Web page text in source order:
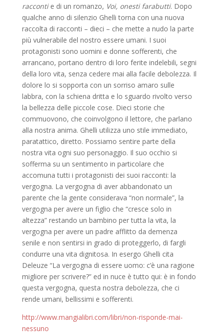
racconti e di un romanzo, Voi, onesti farabutti. Dopo
qualche anno di silenzio Ghelli torna con una nuova
raccolta di racconti – dieci – che mette a nudo la parte
più vulnerabile del nostro essere umani. I suoi
protagonisti sono uomini e donne sofferenti, che
arrancano, portano dentro di loro ferite indelebili, segni
della loro vita, senza cedere mai alla facile debolezza. Il
dolore lo si sopporta con un sorriso amaro sulle
labbra, con la schiena dritta e lo sguardo rivolto verso
la bellezza delle piccole cose. Dieci storie che
commuovono, che coinvolgono il lettore, che parlano
alla nostra anima. Ghelli utilizza uno stile immediato,
paratattico, diretto. Possiamo sentire parte della
nostra vita ogni suo personaggio. Il suo occhio si
sofferma su un sentimento in particolare che
accomuna tutti i protagonisti dei suoi racconti: la
vergogna. La vergogna di aver abbandonato un
parente che la gente considerava “non normale”, la
vergogna per avere un figlio che “cresce solo in
altezza” restando un bambino per tutta la vita, la
vergogna per avere un padre afflitto da demenza
senile e non sentirsi in grado di proteggerlo, di fargli
condurre una vita dignitosa. In esergo Ghelli cita
Deleuze “La vergogna di essere uomo: c’è una ragione
migliore per scrivere?” ed in nuce è tutto qui: è in fondo
questa vergogna, questa nostra debolezza, che ci
rende umani, bellissimi e sofferenti.
http://www.mangialibri.com/libri/non-risponde-mai-
nessuno